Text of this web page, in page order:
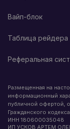
Вайп-блок
Таблица рейдера
Реферальная
Размещенная на
информационный
публичной офертой,
Гражданского
ИНН 180600035048
ИП УСКОВ АРТЕМ